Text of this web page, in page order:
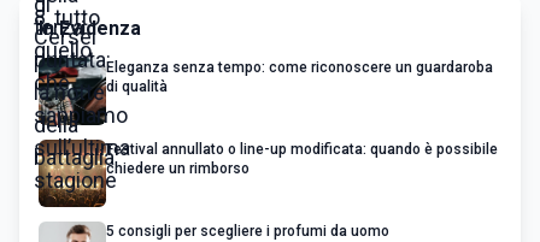
In Evidenza
Eleganza senza tempo: come riconoscere un guardaroba
di qualità
Festival annullato o line-up modificata: quando è possibile
chiedere un rimborso
5 consigli per scegliere i profumi da uomo